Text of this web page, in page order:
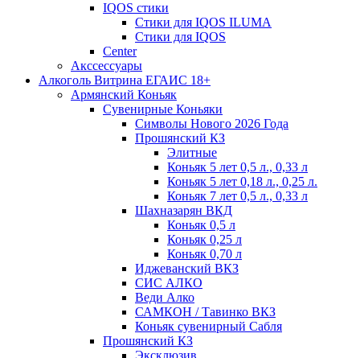
IQOS стики
Стики для IQOS ILUMA
Стики для IQOS
Сenter
Акссессуары
Алкоголь Витрина ЕГАИС 18+
Армянский Коньяк
Сувенирные Коньяки
Символы Нового 2026 Года
Прошянский КЗ
Элитные
Коньяк 5 лет 0,5 л., 0,33 л
Коньяк 5 лет 0,18 л., 0,25 л.
Коньяк 7 лет 0,5 л., 0,33 л
Шахназарян ВКД
Коньяк 0,5 л
Коньяк 0,25 л
Коньяк 0,70 л
Иджеванский ВКЗ
СИС АЛКО
Веди Алко
САМКОН / Тавинко ВКЗ
Коньяк сувенирный Сабля
Прошянский КЗ
Эксклюзив